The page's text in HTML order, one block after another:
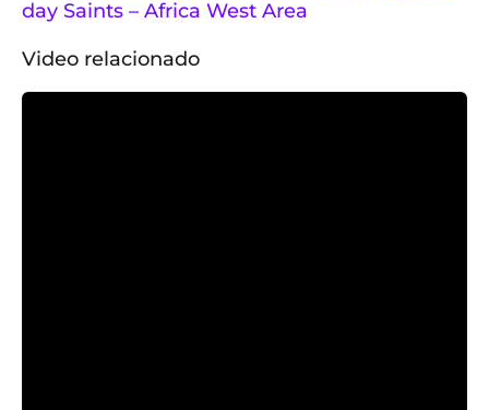
day Saints – Africa West Area
Video relacionado